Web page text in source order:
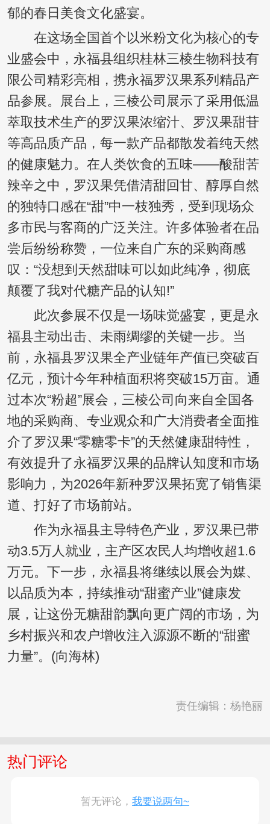
郁的春日美食文化盛宴。
在这场全国首个以米粉文化为核心的专
业盛会中，永福县组织桂林三棱生物科技有
限公司精彩亮相，携永福罗汉果系列精品产
品参展。展台上，三棱公司展示了采用低温
萃取技术生产的罗汉果浓缩汁、罗汉果甜苷
等高品质产品，每一款产品都散发着纯天然
的健康魅力。在人类饮食的五味——酸甜苦
辣辛之中，罗汉果凭借清甜回甘、醇厚自然
的独特口感在“甜”中一枝独秀，受到现场众
多市民与客商的广泛关注。许多体验者在品
尝后纷纷称赞，一位来自广东的采购商感
叹：“没想到天然甜味可以如此纯净，彻底
颠覆了我对代糖产品的认知!”
此次参展不仅是一场味觉盛宴，更是永
福县主动出击、未雨绸缪的关键一步。当
前，永福县罗汉果全产业链年产值已突破百
亿元，预计今年种植面积将突破15万亩。通
过本次“粉超”展会，三棱公司向来自全国各
地的采购商、专业观众和广大消费者全面推
介了罗汉果“零糖零卡”的天然健康甜特性，
有效提升了永福罗汉果的品牌认知度和市场
影响力，为2026年新种罗汉果拓宽了销售渠
道、打好了市场前站。
作为永福县主导特色产业，罗汉果已带
动3.5万人就业，主产区农民人均增收超1.6
万元。下一步，永福县将继续以展会为媒、
以品质为本，持续推动“甜蜜产业”健康发
展，让这份无糖甜韵飘向更广阔的市场，为
乡村振兴和农户增收注入源源不断的“甜蜜
力量”。(向海林)
责任编辑：杨艳丽
热门评论
暂无评论， 我要说两句~